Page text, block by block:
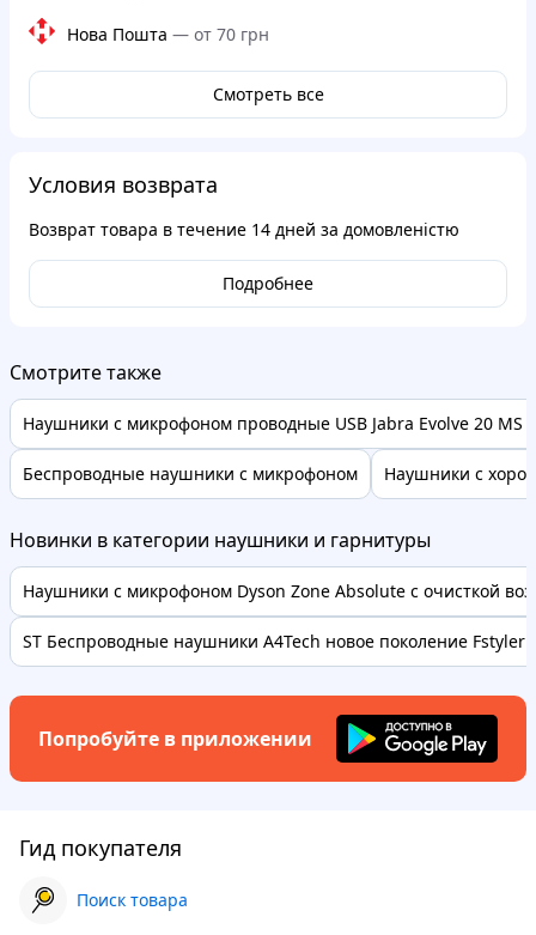
Нова Пошта — от 70 грн
Смотреть все
Условия возврата
Возврат товара в течение 14 дней за домовленістю
Подробнее
Смотрите также
Наушники с микрофоном проводные USB Jabra Evolve 20 MS
Беспроводные наушники с микрофоном Наушники с
Новинки в категории наушники и гарнитуры
Наушники с микрофоном Dyson Zone Absolute с очисткой
ST Беспроводные наушники A4Tech новое поколение Fstyler
Попробуйте в приложении
Гид покупателя
Поиск товара